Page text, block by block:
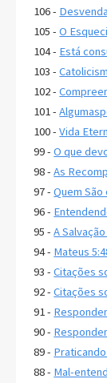
106 -
105 -O
104 - Está
103 -
102 -
101 -
100 -Vida
99 -O que
98 -As
97 -Quem
96 -
95 -A
94 - Mateus
93 -Citações
92 -Citações
91 -
90 -
89 -
88 - Mal-